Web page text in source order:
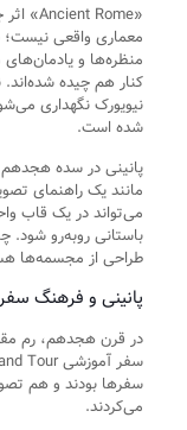
معماری واقعی
منظره‌ها و
کنار هم چیده
شده است.
پانینی در سده هجدهم
می‌تواند در یک قاب
باستانی روبه‌رو شود.
طراحی از مجسمه‌ها
پانینی و فرهنگ
در قرن هجدهم، رم
سفرها بودند و هم
می‌کردند.